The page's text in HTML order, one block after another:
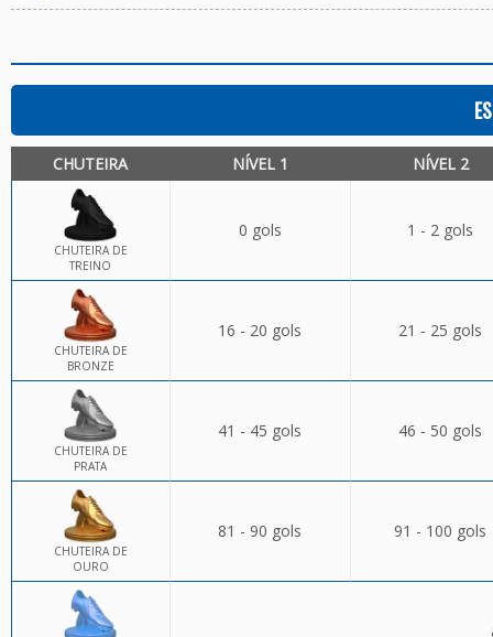
CHUTEIRA NÍVEL 1 NÍVEL 2
CHUTEIRA DE
TREINO
0 gols 1 - 2 gols
CHUTEIRA DE
BRONZE
16 - 20 gols 21 - 25 gols
CHUTEIRA DE
PRATA
41 - 45 gols 46 - 50 gols
CHUTEIRA DE
OURO
81 - 90 gols 91 - 100 gols